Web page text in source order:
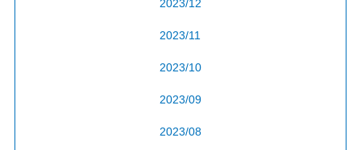
2023/12
2023/11
2023/10
2023/09
2023/08